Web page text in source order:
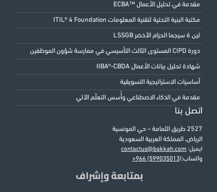
مقدمة في تحليل الأعمال ™ECBA
مكتبة البنية التحتية لتقنية المعلومات ITIL® 4 Foundation
لين 6 سيجما الحزام الأخضر LSSGB
دورة CIPD المستوى الثالث التأسيسي في ممارسة شؤون الموظفين
شهادة تحليل بيانات الأعمال IIBA®-CBDA
أساسيات الاستراتيجية التسويقية
مقدمة في الذكاء الاصطناعي وأُسس التعلّم الآلي
اتصل بنا
2527 طريق الثمامة – حي المونسية
الرياض، المملكة العربية السعودية
ايميل: contactus@bakkah.com
واتساب:+966 (599035013)